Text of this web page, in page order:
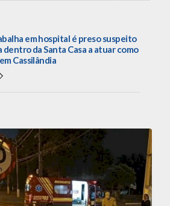
em hospital é preso suspeito
da Santa Casa a atuar como
Cassilândia